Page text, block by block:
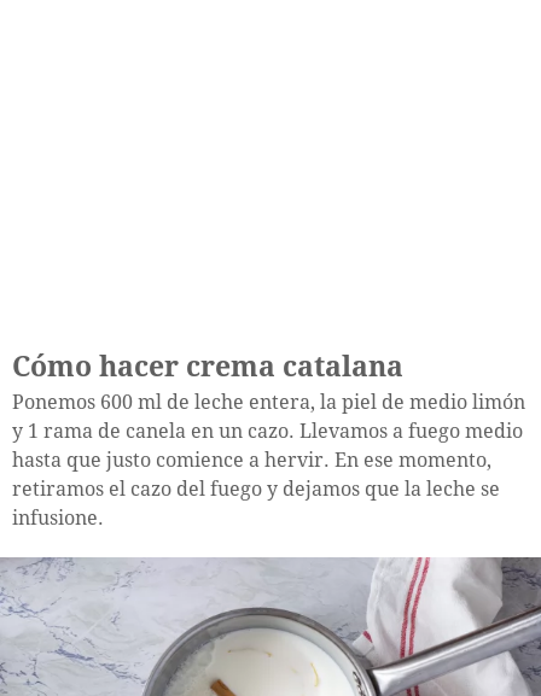
Cómo hacer crema catalana
Ponemos 600 ml de leche entera, la piel de medio limón
y 1 rama de canela en un cazo. Llevamos a fuego medio
hasta que justo comience a hervir. En ese momento,
retiramos el cazo del fuego y dejamos que la leche se
infusione.